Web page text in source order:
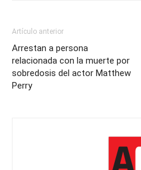
Artículo anterior
Arrestan a persona
relacionada con la muerte por
sobredosis del actor Matthew
Perry